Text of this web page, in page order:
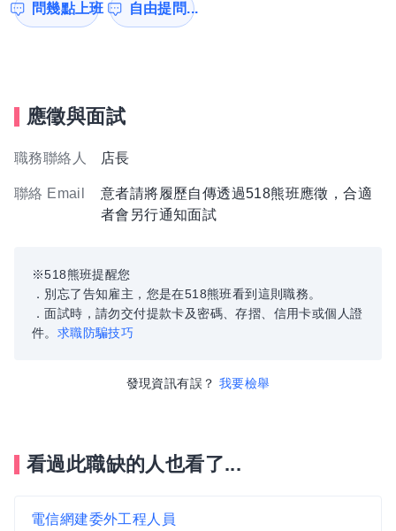
問幾點上班 自由提問...
應徵與面試
職務聯絡人 店長
聯絡 Email
意者請將履歷自傳透過518熊班應徵，合適
者會另行通知面試
※518熊班提醒您
．別忘了告知雇主，您是在518熊班看到這則職務。
．面試時，請勿交付提款卡及密碼、存摺、信用卡或個人證
件。 求職防騙技巧
發現資訊有誤？ 我要檢舉
看過此職缺的人也看了...
電信網建委外工程人員